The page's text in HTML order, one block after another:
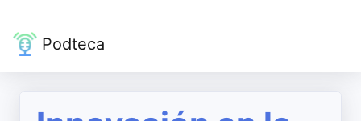
Podteca